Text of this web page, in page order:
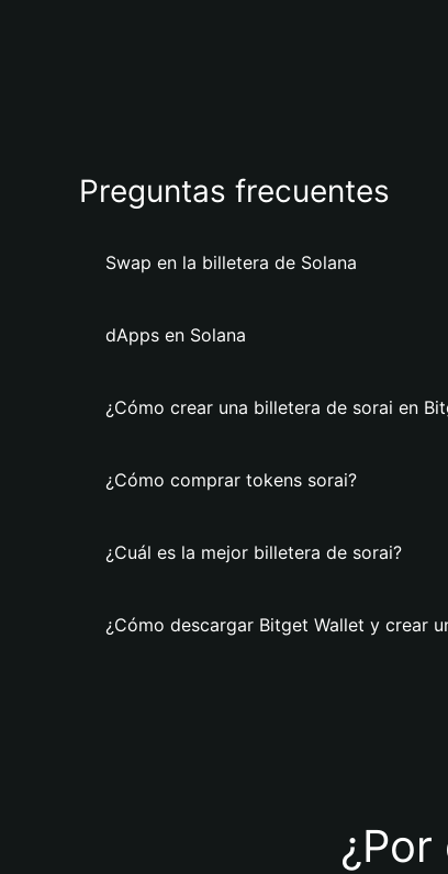
Preguntas frecuentes
Swap en la billetera de Solana
dApps en Solana
¿Cómo crear una billetera de sorai en
¿Cómo comprar tokens sorai?
¿Cuál es la mejor billetera de sorai?
¿Cómo descargar Bitget Wallet y crear